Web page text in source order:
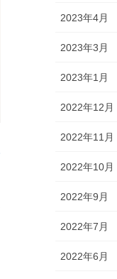
2023年4月
2023年3月
2023年1月
2022年12月
2022年11月
2022年10月
2022年9月
2022年7月
2022年6月